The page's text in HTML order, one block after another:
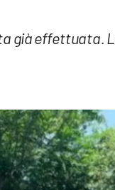
già effettuata.